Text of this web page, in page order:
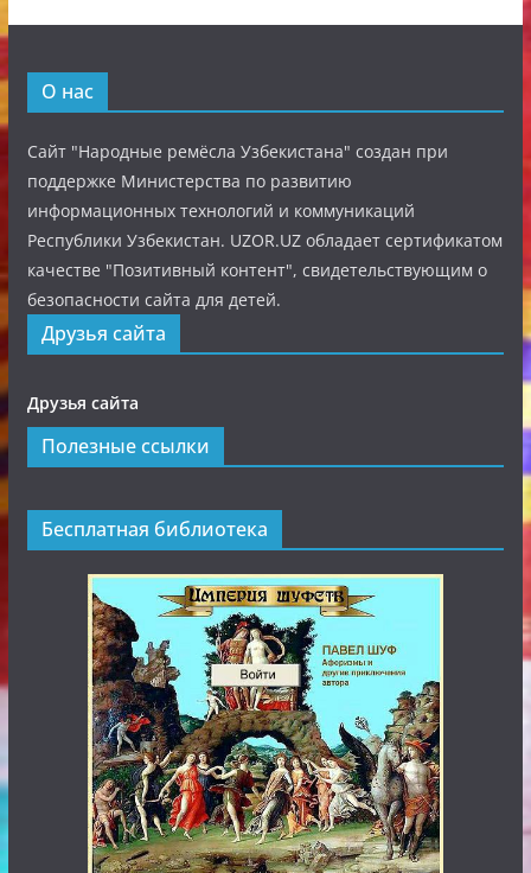
О нас
Сайт "Народные ремёсла Узбекистана" создан при
поддержке Министерства по развитию
информационных технологий и коммуникаций
Республики Узбекистан. UZOR.UZ обладает сертификатом
качестве "Позитивный контент", свидетельствующим о
безопасности сайта для детей.
Друзья сайта
Друзья сайта
Полезные ссылки
Бесплатная библиотека